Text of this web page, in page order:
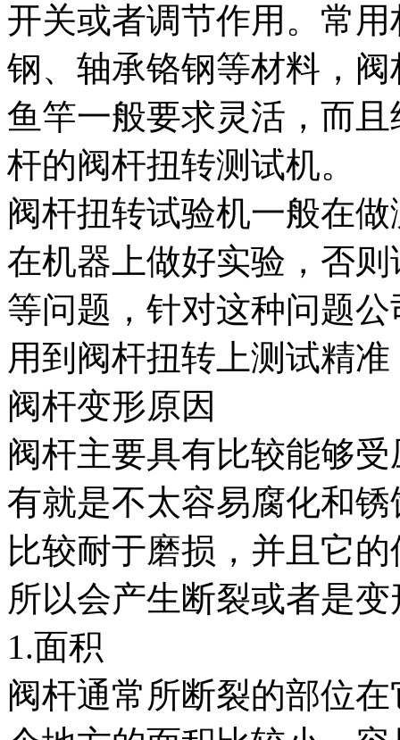
开关或者调节作用。常
钢、轴承铬钢等材料，
鱼竿一般要求灵活，而
杆的阀杆扭转测试机。
阀杆扭转试验机一般在
在机器上做好实验，否
等问题，针对这种问题
用到阀杆扭转上测试精
阀杆变形原因
阀杆主要具有比较能够
有就是不太容易腐化和
比较耐于磨损，并且它
所以会产生断裂或者是
1.面积
阀杆通常所断裂的部位